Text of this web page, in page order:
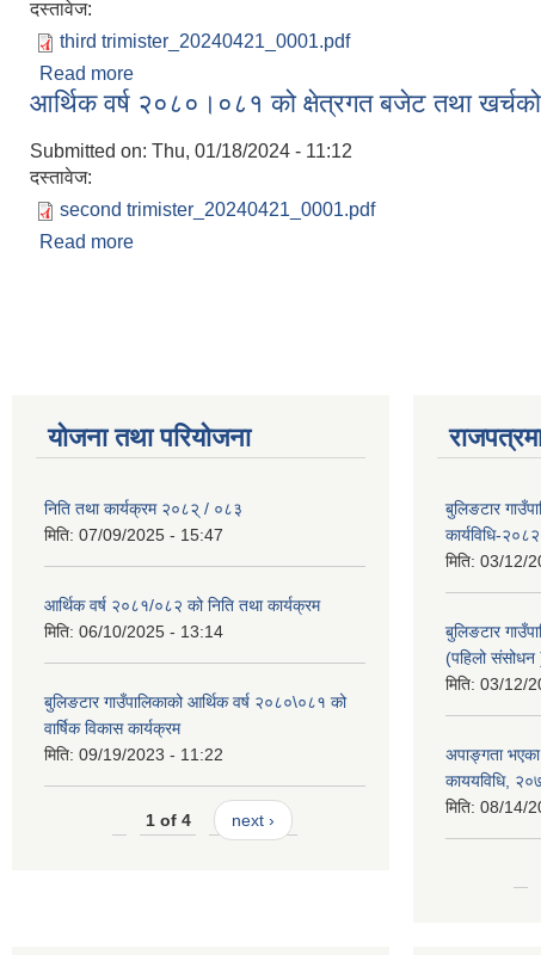
दस्तावेज:
third trimister_20240421_0001.pdf
Read more
आर्थिक वर्ष २०८०।०८१ को क्षेत्रगत बजेट तथा खर्चको
Submitted on: Thu, 01/18/2024 - 11:12
दस्तावेज:
second trimister_20240421_0001.pdf
Read more
योजना तथा परियोजना
निति तथा कार्यक्रम २०८२् / ०८३
मिति: 07/09/2025 - 15:47
आर्थिक वर्ष २०८१/०८२ को निति तथा कार्यक्रम
मिति: 06/10/2025 - 13:14
बुलिङटार गाउँपालिकाको आर्थिक वर्ष २०८०\०८१ को
वार्षिक विकास कार्यक्रम
मिति: 09/19/2023 - 11:22
1 of 4 next ›
बुलिङटार
कार्यविधि-२०८२
मिति: 03/12/
बुलिङटार
(पहिलो संसोधन
मिति: 03/12/
अपाङ्गता
काययविधि,
मिति: 08/14/